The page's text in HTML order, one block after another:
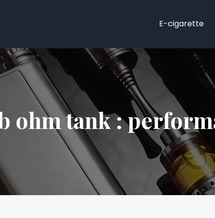
E-cigarette
ohm tank :